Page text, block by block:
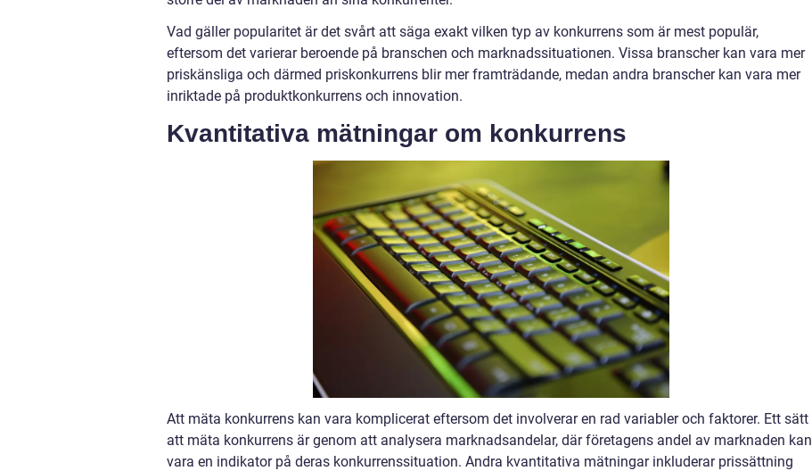
Vad gäller popularitet är det svårt att säga exakt vilken typ av konkurrens som är mest populär,
eftersom det varierar beroende på branschen och marknadssituationen. Vissa branscher kan vara mer
priskänsliga och därmed priskonkurrens blir mer framträdande, medan andra branscher kan vara mer
inriktade på produktkonkurrens och innovation.
Kvantitativa mätningar om konkurrens
Att mäta konkurrens kan vara komplicerat eftersom det involverar en rad variabler och faktorer. Ett sätt
att mäta konkurrens är genom att analysera marknadsandelar, där företagens andel av marknaden kan
vara en indikator på deras konkurrenssituation. Andra kvantitativa mätningar inkluderar prissättning